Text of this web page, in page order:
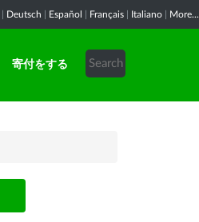
Deutsch Español Français Italiano More...
寄付をする